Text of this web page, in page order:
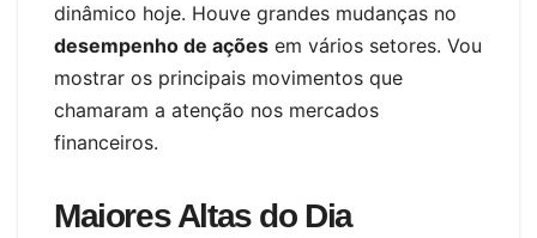
dinâmico hoje. Houve grandes mudanças no
desempenho de ações em vários setores. Vou
mostrar os principais movimentos que
chamaram a atenção nos mercados
financeiros.
Maiores Altas do Dia